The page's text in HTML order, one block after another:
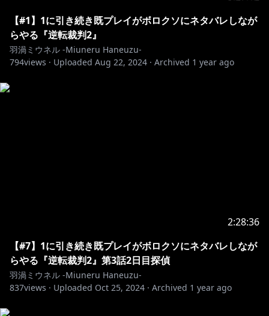
･･･････････････････････････････
【#1】1に引き続き既プレイがボロクソにネタバレしなが
らやる『逆転裁判2』
羽渦ミウネル -Miuneru Haneuzu-
794views · Uploaded Aug 22, 2024 · Archived 1 year ago
2:28:36
【#7】1に引き続き既プレイがボロクソにネタバレしなが
らやる『逆転裁判2』第3話2日目探偵
羽渦ミウネル -Miuneru Haneuzu-
837views · Uploaded Oct 25, 2024 · Archived 1 year ago